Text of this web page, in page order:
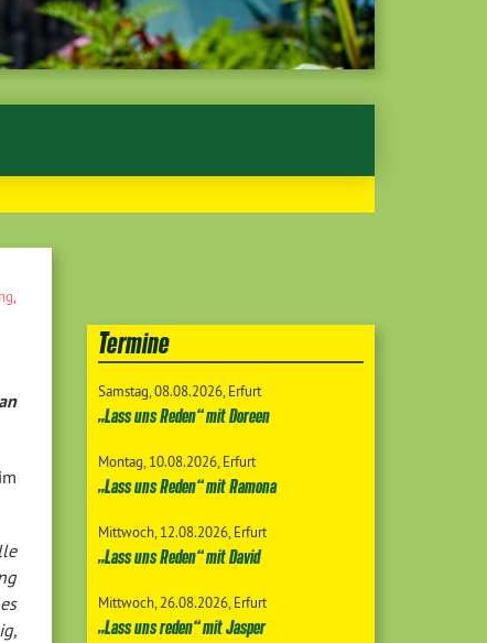
Termine
Samstag 08.08.2026 Erfurt
„Lass uns Reden“ mit Doreen
Montag 10.08.2026 Erfurt
„Lass uns Reden“ mit Ramona
Mittwoch 12.08.2026 Erfurt
„Lass uns Reden“ mit David
Mittwoch 26.08.2026 Erfurt
„Lass uns reden“ mit Jasper